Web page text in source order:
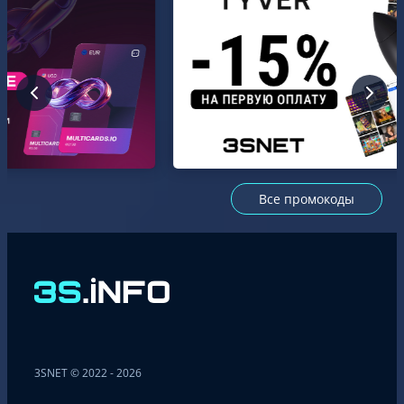
iGaming, при
получает
процент не…
Все промокоды
3SNET © 2022 - 2026